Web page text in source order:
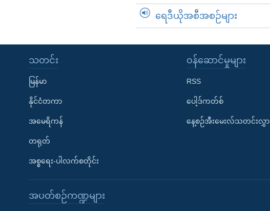
ရေဒီယိုအစီအစဉ်များ
သတင်း
မြန်မာ
နိုင်ငံတကာ
အမေရိကန်
တရုတ်
အစ္စရေး-ပါလက်စတိုင်း
၀န်ဆောင်မှုများ
RSS
ပေါ့ဒ်ကတ်စ်
နေ့စဉ်အီးမေးလ်သတင်းလွှာ
အပတ်စဉ်ကဏ္ဍများ